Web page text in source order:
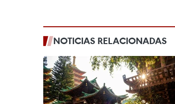
NOTICIAS RELACIONADAS